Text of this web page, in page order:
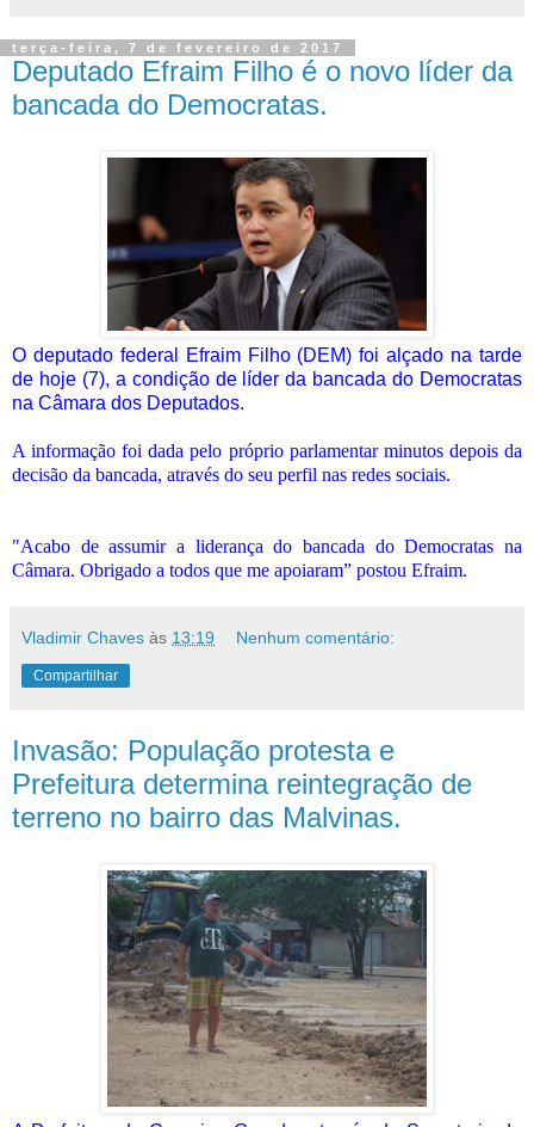
terça-feira, 7 de fevereiro de 2017
Deputado Efraim Filho é o novo líder da
bancada do Democratas.
O deputado federal Efraim Filho (DEM) foi alçado na tarde
de hoje (7), a condição de líder da bancada do Democratas
na Câmara dos Deputados.
A informação foi dada pelo próprio parlamentar minutos depois da
decisão da bancada, através do seu perfil nas redes sociais.
"Acabo de assumir a liderança do bancada do Democratas na
Câmara. Obrigado a todos que me apoiaram” postou Efraim.
Vladimir Chaves às 13:19 Nenhum comentário:
Compartilhar
Invasão: População protesta e
Prefeitura determina reintegração de
terreno no bairro das Malvinas.